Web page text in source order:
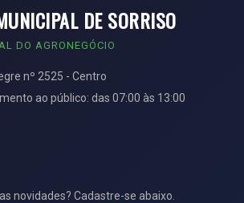
DE SORRISO
DO AGRONEGÓCIO
nº 2525 - Centro
ao público: das 07:00 às 13:00
novidades? Cadastre-se abaixo.